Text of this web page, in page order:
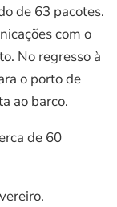
de 63 pacotes.
com o
No regresso à
o porto de
ao barco.
de 60